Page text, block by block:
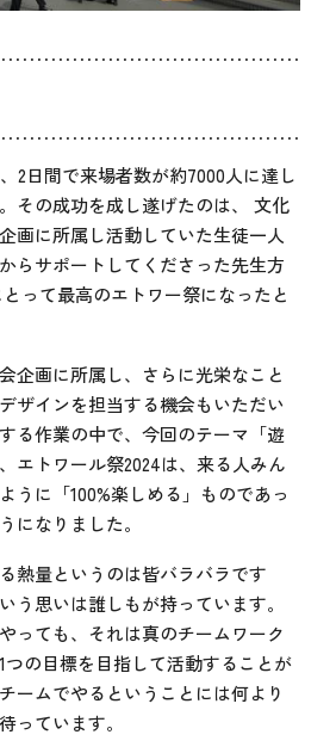
2日間で来場者数が約7000人に達し
その成功を成し遂げたのは、 文化
画に所属し活動していた生徒一人
らサポートしてくださった先生方
って最高のエトワー祭になったと
企画に所属し、さらに光栄なこと
ザインを担当する機会もいただい
る作業の中で、今回のテーマ「遊
エトワール祭2024は、来る人みん
うに「100%楽しめる」ものであっ
になりました。
熱量というのは皆バラバラです
う思いは誰しもが持っています。
っても、それは真のチームワーク
つの目標を目指して活動することが
ームでやるということには何より
っています。